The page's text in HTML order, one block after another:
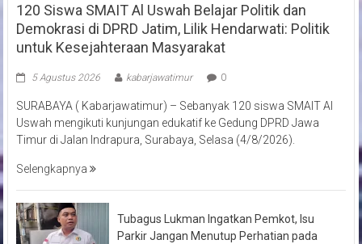
120 Siswa SMAIT Al Uswah Belajar Politik dan
Demokrasi di DPRD Jatim, Lilik Hendarwati: Politik
untuk Kesejahteraan Masyarakat
5 Agustus 2026 kabarjawatimur 0
SURABAYA ( Kabarjawatimur) – Sebanyak 120 siswa SMAIT Al
Uswah mengikuti kunjungan edukatif ke Gedung DPRD Jawa
Timur di Jalan Indrapura, Surabaya, Selasa (4/8/2026).
Selengkapnya
Tubagus Lukman Ingatkan Pemkot, Isu
Parkir Jangan Menutup Perhatian pada